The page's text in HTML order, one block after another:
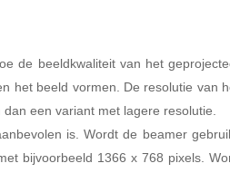
de beeldkwaliteit van het
het beeld vormen. De resolutie
een variant met lagere resolutie.
is. Wordt de beamer
bijvoorbeeld 1366 x 768 pixels.